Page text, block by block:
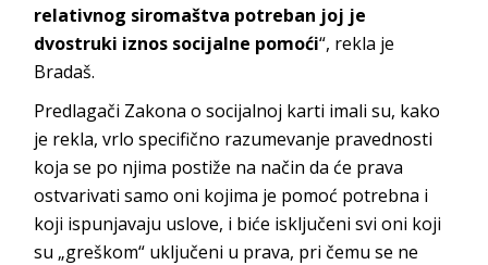
relativnog siromaštva potreban joj je
dvostruki iznos socijalne pomoći“, rekla je
Bradaš.
Predlagači Zakona o socijalnoj karti imali su, kako
je rekla, vrlo specifično razumevanje pravednosti
koja se po njima postiže na način da će prava
ostvarivati samo oni kojima je pomoć potrebna i
koji ispunjavaju uslove, i biće isključeni svi oni koji
su „greškom“ uključeni u prava, pri čemu se ne